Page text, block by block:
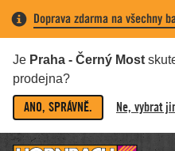
Doprava zdarma na všechny
Je Praha - Černý Most
prodejna?
ANO, SPRÁVNĚ. Ne, vybrat